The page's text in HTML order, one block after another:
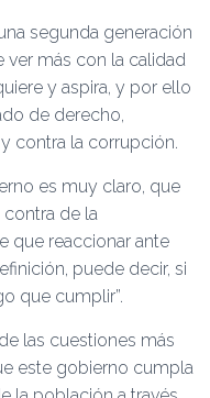
segunda generación
ver más con la calidad
y aspira, y por ello
de derecho,
contra la corrupción.
es muy claro, que
de la
que reaccionar ante
puede decir, si
que cumplir”.
las cuestiones más
este gobierno cumpla